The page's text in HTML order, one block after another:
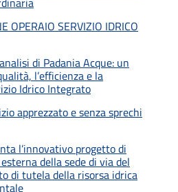
OPERAIO SERVIZIO IDRICO
di Padania Acque: un
l’efficienza e la
Idrico Integrato
apprezzato e senza sprechi
l’innovativo progetto di
della sede di via del
di tutela della risorsa idrica